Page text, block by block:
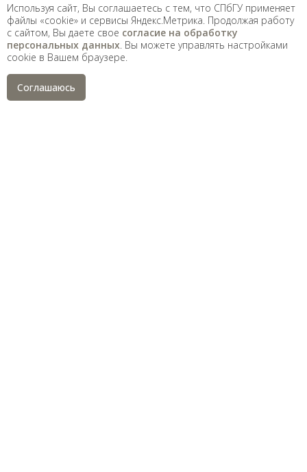
Используя сайт, Вы соглашаетесь с тем, что СПбГУ применяет
файлы «cookie» и сервисы Яндекс.Метрика. Продолжая работу
с сайтом, Вы даете свое согласие на обработку
персональных данных . Вы можете управлять настройками
cookie в Вашем браузере.
Соглашаюсь